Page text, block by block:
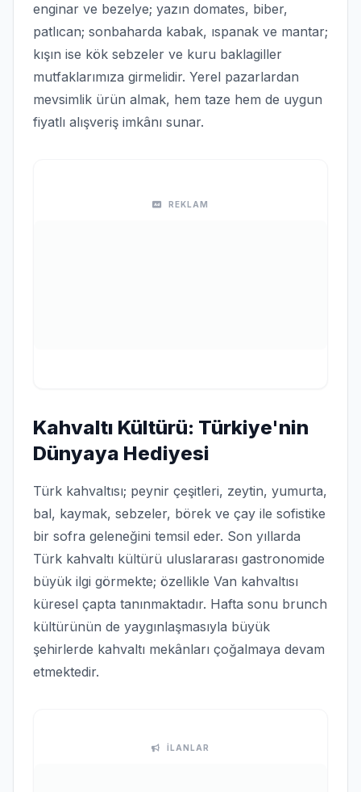
enginar ve bezelye; yazın domates, biber,
patlıcan; sonbaharda kabak, ıspanak ve mantar;
kışın ise kök sebzeler ve kuru baklagiller
mutfaklarımıza girmelidir. Yerel pazarlardan
mevsimlik ürün almak, hem taze hem de uygun
fiyatlı alışveriş imkânı sunar.
REKLAM
Kahvaltı Kültürü: Türkiye'nin
Dünyaya Hediyesi
Türk kahvaltısı; peynir çeşitleri, zeytin, yumurta,
bal, kaymak, sebzeler, börek ve çay ile sofistike
bir sofra geleneğini temsil eder. Son yıllarda
Türk kahvaltı kültürü uluslararası gastronomide
büyük ilgi görmekte; özellikle Van kahvaltısı
küresel çapta tanınmaktadır. Hafta sonu brunch
kültürünün de yaygınlaşmasıyla büyük
şehirlerde kahvaltı mekânları çoğalmaya devam
etmektedir.
İLANLAR